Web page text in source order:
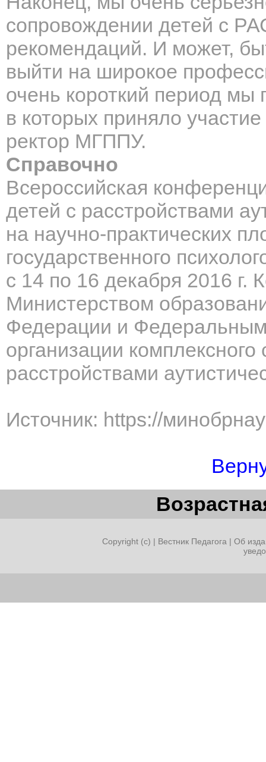
сопровождении детей с
рекомендаций. И может,
выйти на широкое
очень короткий период
в которых приняло
ректор МГППУ.
Справочно
Всероссийская
детей с расстройствами
на научно-практических
государственного
с 14 по 16 декабря 2016 г.
Министерством
Федерации и
организации
расстройствами
Источник: https://
Copyright (c) | Вестник Педагога | Об